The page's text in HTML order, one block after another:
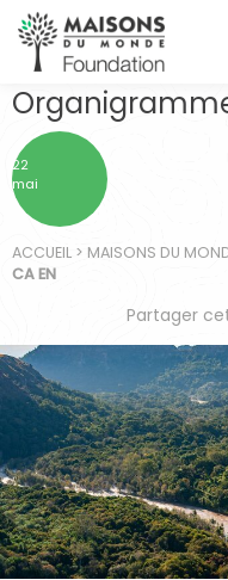
22
mai
ACCUEIL > MAISONS DU
CA EN
Partager